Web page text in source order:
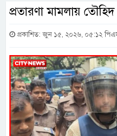
প্রতারণা মামলায়
প্রকাশিত: জুন ১৫, ২০২৬, ০৫:১২